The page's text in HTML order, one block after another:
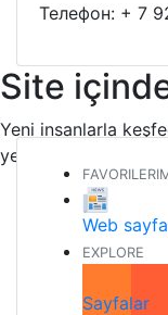
Телефон: + 7
Site
Yeni insanlarla
yeni arkadaşlar
Web
EXPLORE
Sayfalar